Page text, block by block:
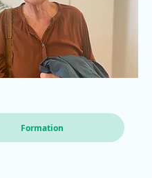
Formation